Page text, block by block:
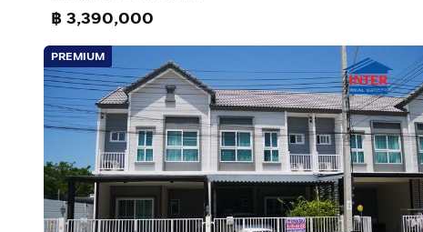
฿ 3,390,000
PREMIUM